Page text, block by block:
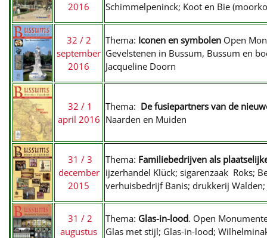
2016
Schimmelpeninck; Koot en Bie
32 / 2
september
2016
Thema: Iconen en symbolen Open
Gevelstenen in Bussum, Bussum en
Jacqueline Doorn
32 / 1
april 2016
Thema: De fusiepartners van de
Naarden en Muiden
31 / 3
december
2015
Thema: Familiebedrijven als
ijzerhandel Klück; sigarenzaak Roks;
verhuisbedrijf Banis; drukkerij
31 / 2
augustus
Thema: Glas-in-lood. Open
Glas met stijl; Glas-in-lood;